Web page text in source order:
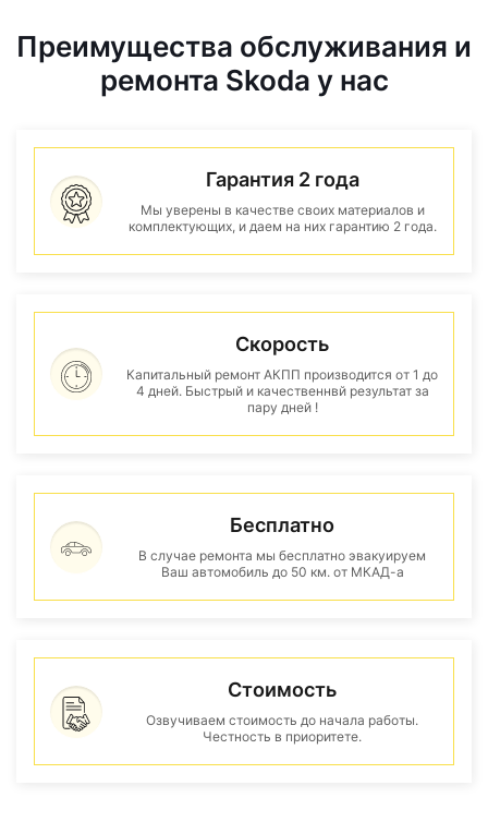
Преимущества обслуживания и
ремонта Skoda у нас
Гарантия 2 года
Мы уверены в качестве своих материалов и
комплектующих, и даем на них гарантию 2 года.
Скорость
Капитальный ремонт АКПП производится от 1 до
4 дней. Быстрый и качественнвй результат за
пару дней !
Бесплатно
В случае ремонта мы бесплатно эвакуируем
Ваш автомобиль до 50 км. от МКАД-а
Стоимость
Озвучиваем стоимость до начала работы.
Честность в приоритете.